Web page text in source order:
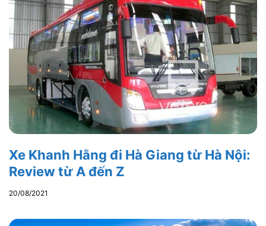
Xe Khanh Hằng đi Hà Giang từ Hà Nội:
Review từ A đến Z
20/08/2021